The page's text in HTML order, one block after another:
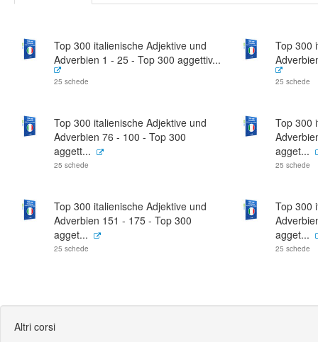
Top 300 italienische Adjektive und
Adverbien 1 - 25 - Top 300 aggettiv...
25 schede
Top 300
25 schede
Top 300 italienische Adjektive und
Adverbien 76 - 100 - Top 300
aggett...
25 schede
Top 300
agget...
25 schede
Top 300 italienische Adjektive und
Adverbien 151 - 175 - Top 300
agget...
25 schede
Top 300
agget...
25 schede
Altri corsi